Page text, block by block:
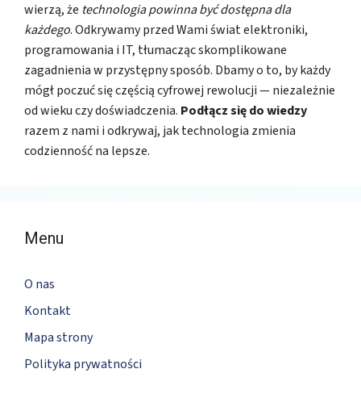
wierzą, że technologia powinna być dostępna dla
każdego. Odkrywamy przed Wami świat elektroniki,
programowania i IT, tłumacząc skomplikowane
zagadnienia w przystępny sposób. Dbamy o to, by każdy
mógł poczuć się częścią cyfrowej rewolucji — niezależnie
od wieku czy doświadczenia. Podłącz się do wiedzy
razem z nami i odkrywaj, jak technologia zmienia
codzienność na lepsze.
Menu
O nas
Kontakt
Mapa strony
Polityka prywatności